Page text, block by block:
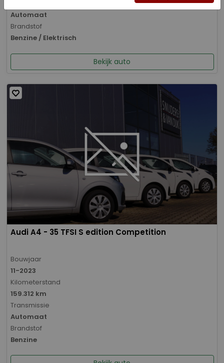
Automaat
Brandstof
Benzine / Elektrisch
Bekijk auto
Audi A4 - 35 TFSI S edition Competition
Bouwjaar
11-2023
Kilometerstand
159.312 km
Transmissie
Automaat
Brandstof
Benzine